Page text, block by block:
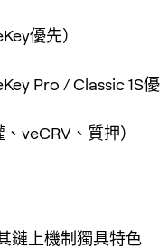
優先）
Pro / Classic 1S優
veCRV、質押）
鏈上機制獨具特色